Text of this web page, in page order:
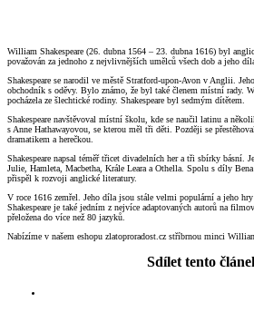
William Shakespeare (26. dubna 1564 – 23. dubna 1616) byl
považován za jednoho z nejvlivnějších umělců všech dob a jeho
Shakespeare se narodil ve městě Stratford-upon-Avon v Anglii.
obchodník s oděvy. Bylo známo, že byl také členem místní rady.
pocházela ze šlechtické rodiny. Shakespeare byl sedmým dítětem.
Shakespeare navštěvoval místní školu, kde se naučil latinu a
s Anne Hathawayovou, se kterou měl tři děti. Později se
dramatikem a herečkou.
Shakespeare napsal téměř třicet divadelních her a tři sbírky básní.
Julie, Hamleta, Macbetha, Krále Leara a Othella. Spolu s díly
přispěl k rozvoji anglické literatury.
V roce 1616 zemřel. Jeho díla jsou stále velmi populární a jeho
Shakespeare je také jedním z nejvíce adaptovaných autorů na
přeložena do více než 80 jazyků.
Nabízíme v našem eshopu zlatoproradost.cz stříbrnou minci
Sdílet tento